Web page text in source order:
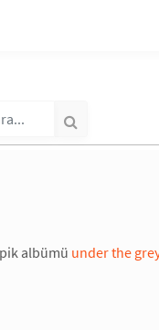
albümü under the